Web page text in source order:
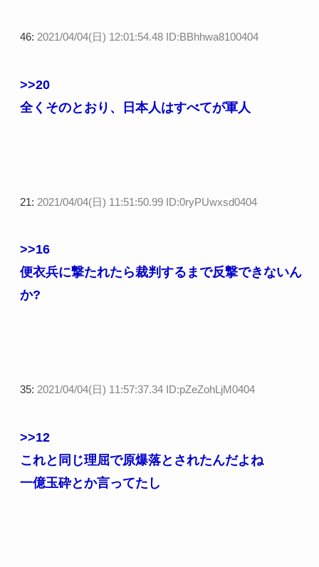
46: 2021/04/04(日) 12:01:54.48 ID:BBhhwa8100404
>>20
全くそのとおり、日本人はすべてが軍人
21: 2021/04/04(日) 11:51:50.99 ID:0ryPUwxsd0404
>>16
便衣兵に撃たれたら裁判するまで反撃できないん
か?
35: 2021/04/04(日) 11:57:37.34 ID:pZeZohLjM0404
>>12
これと同じ理屈で原爆落とされたんだよね
一億玉砕とか言ってたし